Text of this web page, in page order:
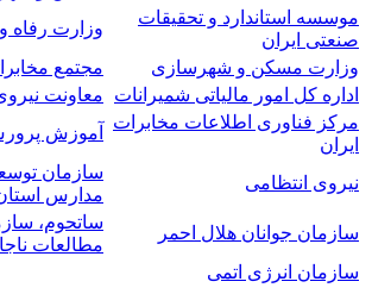
موسسه استاندارد و تحقیقات
صنعتی ایران
وزارت رفاه
وزارت مسکن و شهرسازی
مجتمع
اداره کل امور مالیاتی شمیرانات
معاونت
مرکز فناوری اطلاعات مخابرات
ایران
آموزش
نیروی انتظامی
سازمان
مدارس
سازمان جوانان هلال احمر
ساتحوم،
مطالعات ناجا
سازمان انرژی اتمی